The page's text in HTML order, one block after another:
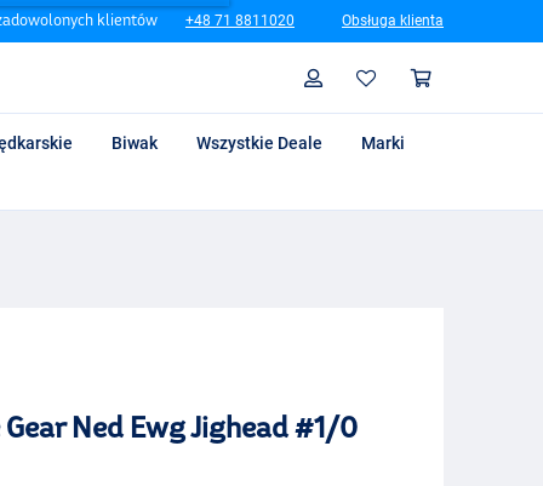
klientów +48 71 8811020 Obsługa klienta
Profil
Biwak Wszystkie Deale
Marki
Ned Ewg Jighead #1/0